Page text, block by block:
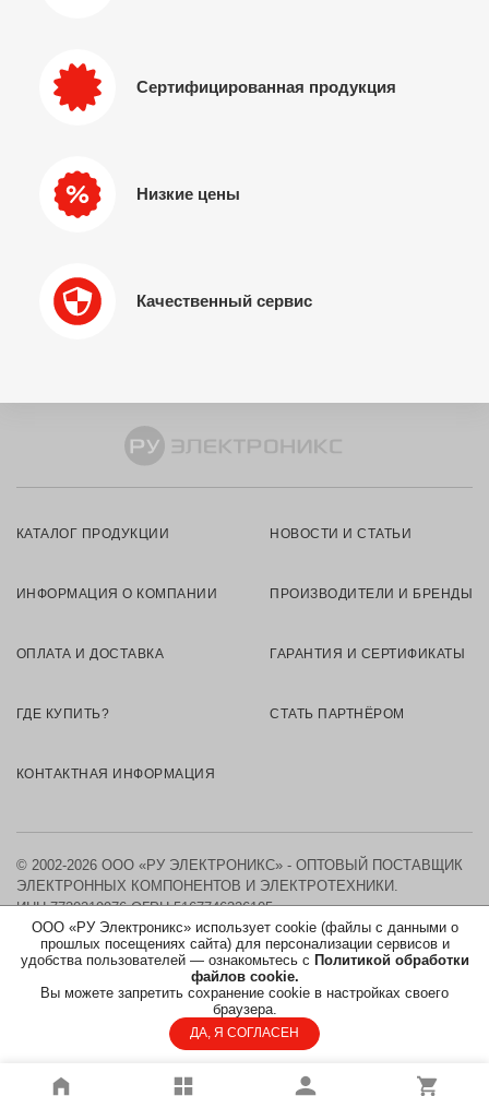
Сертифицированная продукция
Низкие цены
Качественный сервис
ООО «РУ Электроникс» использует cookie (файлы с данными о
прошлых посещениях сайта) для персонализации сервисов и
удобства пользователей — ознакомьтесь с Политикой обработки
файлов cookie.
Вы можете запретить сохранение cookie в настройках своего
браузера.
ДА, Я СОГЛАСЕН
КАТАЛОГ ПРОДУКЦИИ НОВОСТИ И СТАТЬИ
ИНФОРМАЦИЯ О КОМПАНИИ ПРОИЗВОДИТЕЛИ И БРЕНДЫ
ОПЛАТА И ДОСТАВКА ГАРАНТИЯ И СЕРТИФИКАТЫ
ГДЕ КУПИТЬ? СТАТЬ ПАРТНЁРОМ
КОНТАКТНАЯ ИНФОРМАЦИЯ
© 2002-2026 ООО «РУ ЭЛЕКТРОНИКС» - ОПТОВЫЙ ПОСТАВЩИК
ЭЛЕКТРОННЫХ КОМПОНЕНТОВ И ЭЛЕКТРОТЕХНИКИ.
ИНН 7730219976 ОГРН 5167746326105
КАРТА САЙТА
ПОЛИТИКА ОБРАБОТКИ ПЕРСОНАЛЬНЫХ ДАННЫХ
СОГЛАСИЕ НА ОБРАБОТКУ ПЕРСОНАЛЬНЫХ ДАННЫХ